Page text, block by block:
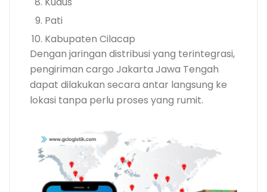
Pati
Kabupaten Cilacap
Dengan jaringan distribusi yang terintegrasi,
pengiriman cargo Jakarta Jawa Tengah
dapat dilakukan secara antar langsung ke
lokasi tanpa perlu proses yang rumit.